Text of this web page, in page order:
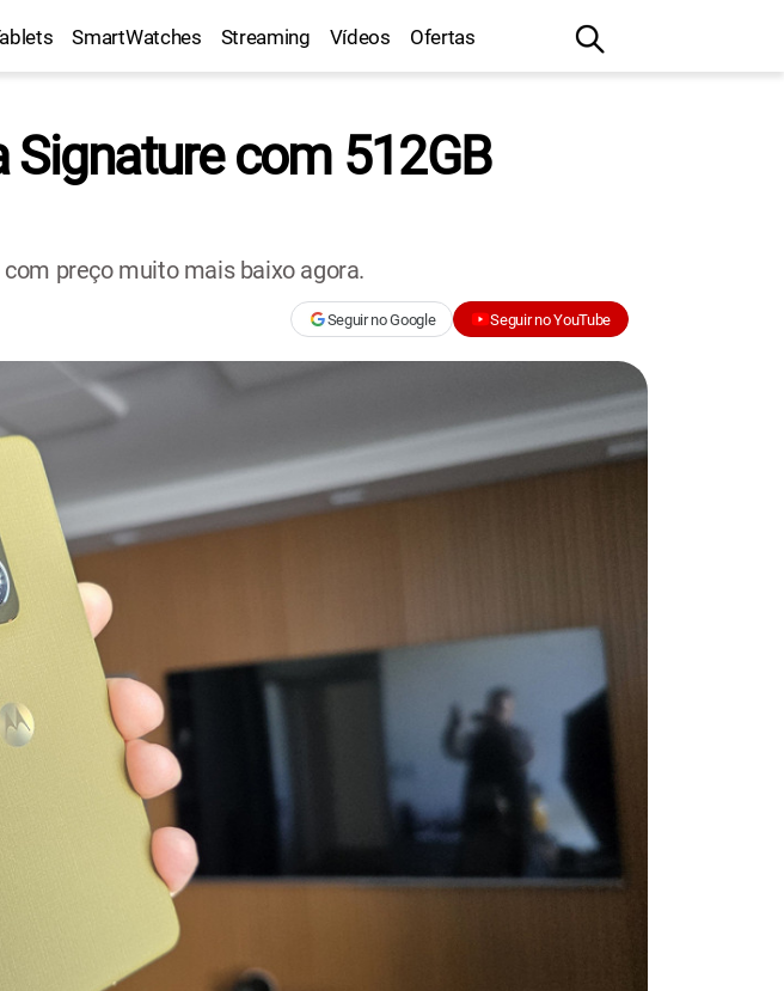
SmartWatches Streaming Vídeos Ofertas
com 512GB
preço muito mais baixo agora.
Seguir no Google Seguir no YouTube